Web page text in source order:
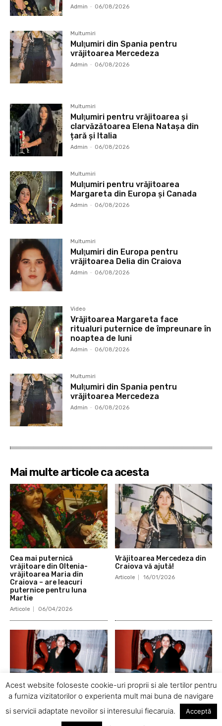
Admin - 06/08/2026
Multumiri
Mulţumiri din Spania pentru
vrăjitoarea Mercedeza
Admin - 06/08/2026
Multumiri
Mulţumiri pentru vrăjitoarea și
clarvăzătoarea Elena Natașa din
țară și Italia
Admin - 06/08/2026
Multumiri
Mulţumiri pentru vrăjitoarea
Margareta din Europa și Canada
Admin - 06/08/2026
Multumiri
Mulţumiri din Europa pentru
vrăjitoarea Delia din Craiova
Admin - 06/08/2026
Video
Vrăjitoarea Margareta face
ritualuri puternice de împreunare în
noaptea de luni
Admin - 06/08/2026
Multumiri
Mulţumiri din Spania pentru
vrăjitoarea Mercedeza
Admin - 06/08/2026
Mai multe articole ca acesta
Cea mai puternică
vrăjitoare din Oltenia-
vrăjitoarea Maria din
Craiova – are leacuri
puternice pentru luna
Martie
Articole 06/04/2026
Vrăjitoarea Mercedeza din
Craiova vă ajută!
Articole 16/01/2026
simtă liber și să trăiască
14/01/2026
Dependența lui de alcool
chiar ne distruge căsnica
Acest website foloseste cookie-uri proprii si ale tertilor pentru
a furniza vizitatorilor o experienta mult mai buna de navigare
si servicii adaptate nevoilor si interesului fiecaruia.
Acceptă